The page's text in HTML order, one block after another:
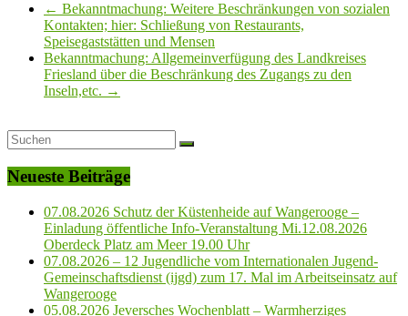
← Bekanntmachung: Weitere Beschränkungen von sozialen
Kontakten; hier: Schließung von Restaurants,
Speisegaststätten und Mensen
Bekanntmachung: Allgemeinverfügung des Landkreises
Friesland über die Beschränkung des Zugangs zu den
Inseln,etc. →
Neueste Beiträge
07.08.2026 Schutz der Küstenheide auf Wangerooge –
Einladung öffentliche Info-Veranstaltung Mi.12.08.2026
Oberdeck Platz am Meer 19.00 Uhr
07.08.2026 – 12 Jugendliche vom Internationalen Jugend-
Gemeinschaftsdienst (ijgd) zum 17. Mal im Arbeitseinsatz auf
Wangerooge
05.08.2026 Jeversches Wochenblatt – Warmherziges